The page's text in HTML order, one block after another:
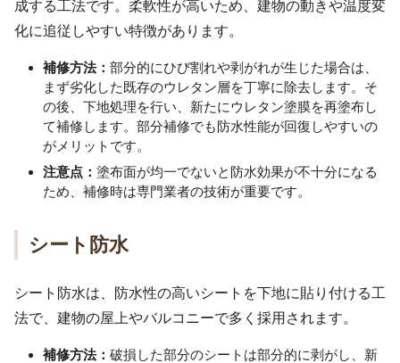
成する工法です。柔軟性が高いため、建物の動きや温度変
化に追従しやすい特徴があります。
補修方法： 部分的にひび割れや剥がれが生じた場合は、
まず劣化した既存のウレタン層を丁寧に除去します。そ
の後、下地処理を行い、新たにウレタン塗膜を再塗布し
て補修します。部分補修でも防水性能が回復しやすいの
がメリットです。
注意点： 塗布面が均一でないと防水効果が不十分になる
ため、補修時は専門業者の技術が重要です。
シート防水
シート防水は、防水性の高いシートを下地に貼り付ける工
法で、建物の屋上やバルコニーで多く採用されます。
補修方法： 破損した部分のシートは部分的に剥がし、新